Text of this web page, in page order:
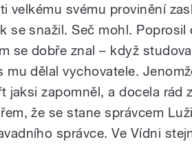
velkému svému provinění
se snažil. Seč mohl. Poprosil
se dobře znal – když
mu dělal vychovatele.
jaksi zapomněl, a docela rád
že se stane správcem
správce. Ve Vídni